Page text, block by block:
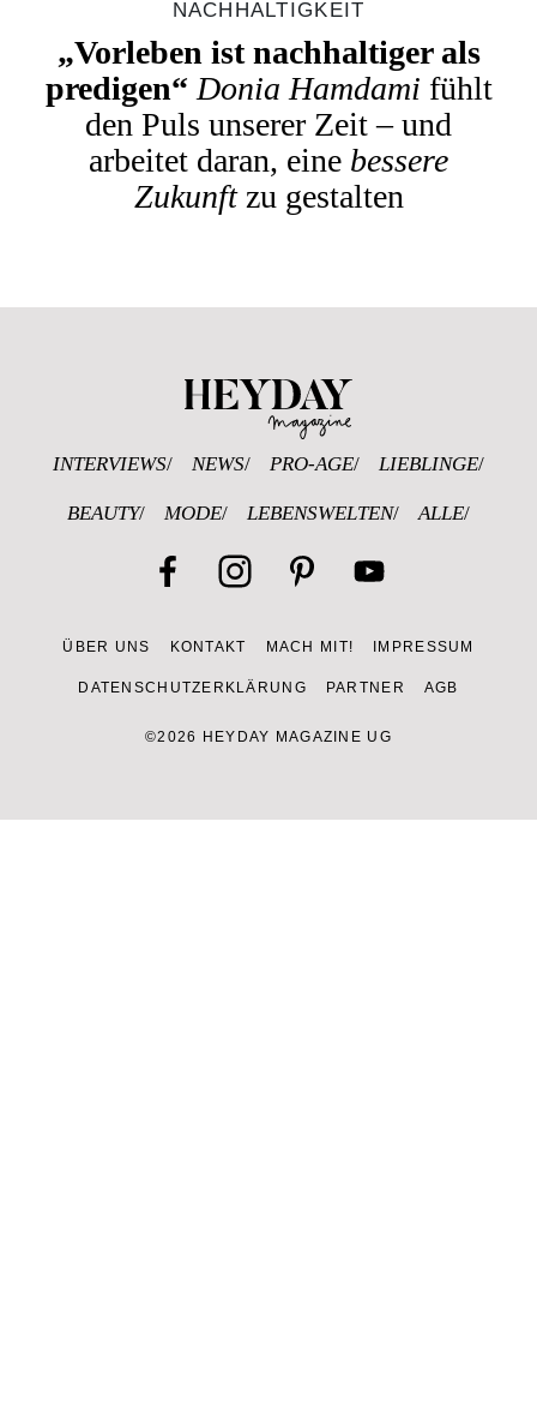
NACHHALTIGKEIT
„Vorleben ist nachhaltiger als
predigen“ Donia Hamdami fühlt
den Puls unserer Zeit – und
arbeitet daran, eine bessere
Zukunftzu gestalten
INTERVIEWS NEWS PRO-AGE LIEBLINGE
BEAUTY MODE LEBENSWELTEN ALLE
Channel
ÜBER UNS KONTAKT MACH MIT! IMPRESSUM
DATENSCHUTZERKLÄRUNG PARTNER AGB
©2026 HEYDAY MAGAZINE UG